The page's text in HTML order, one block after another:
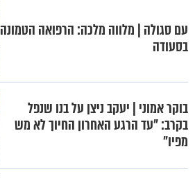
עם סגולה | מלווה מלכה: הרפואה הטמונה
בסעודה
בוקר אמוני | יעקב ניצן על בנו שנפל
בקרב: "עד הרגע האחרון החיוך לא מש
מפיו"